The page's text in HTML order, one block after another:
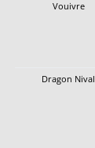
Vouivre
Dragon Nival